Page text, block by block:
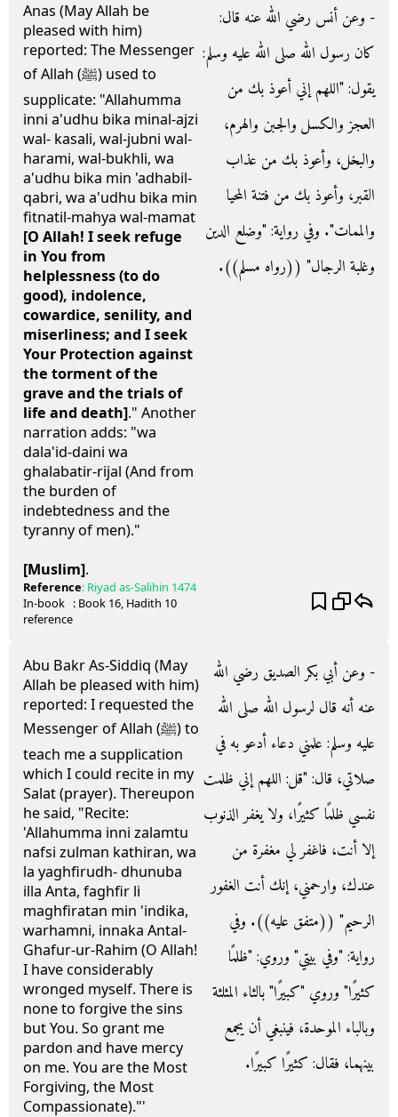
Anas (May Allah be
pleased with him)
reported: The Messenger
of Allah (ﷺ) used to
supplicate: "Allahumma
inni a'udhu bika minal-ajzi
wal- kasali, wal-jubni wal-
harami, wal-bukhli, wa
a'udhu bika min 'adhabil-
qabri, wa a'udhu bika min
fitnatil-mahya wal-mamat
[O Allah! I seek refuge
in You from
helplessness (to do
good), indolence,
cowardice, senility, and
miserliness; and I seek
Your Protection against
the torment of the
grave and the trials of
life and death]." Another
narration adds: "wa
dala'id-daini wa
ghalabatir-rijal (And from
the burden of
indebtedness and the
tyranny of men)."
[Muslim].
- وعن أنس رضي الله عنه قال‏:‏
كان رسول الله صلى الله عليه وسلم‏:‏
يقول‏:‏ ‏"‏اللهم إني أعوذ بك من
العجز والكسل والجبن والهرم،
والبخل، وأعوذ بك من عذاب
القبر، وأعوذ بك من فتنة المحيا
والممات‏"‏‏.‏ وفي رواية‏:‏ ‏"‏وضلع الدين
وغلبة الرجال‏"‏ ‏(‏‏(‏رواه مسلم‏)‏‏)‏‏.‏
Reference: Riyad as-Salihin 1474
In-book
reference
: Book 16, Hadith 10
Abu Bakr As-Siddiq (May
Allah be pleased with him)
reported: I requested the
Messenger of Allah (ﷺ) to
teach me a supplication
which I could recite in my
Salat (prayer). Thereupon
he said, "Recite:
'Allahumma inni zalamtu
nafsi zulman kathiran, wa
la yaghfirudh- dhunuba
illa Anta, faghfir li
maghfiratan min 'indika,
warhamni, innaka Antal-
Ghafur-ur-Rahim (O Allah!
I have considerably
wronged myself. There is
none to forgive the sins
but You. So grant me
pardon and have mercy
on me. You are the Most
Forgiving, the Most
Compassionate)."'
- وعن أبي بكر الصديق رضي الله
عنه أنه قال لرسول الله صلى الله
عليه وسلم‏:‏ علمني دعاء أدعو به في
صلاتي، قال‏:‏ ‏"‏قل‏:‏ اللهم إني ظلمت
نفسي ظلمًا كثيرًا، ولا يغفر الذنوب
إلا أنت، فاغفر لي مغفرة من
عندك، وارحمني، إنك أنت الغفور
الرحيم‏"‏ ‏(‏‏(‏متفق عليه‏)‏‏)‏‏.‏ وفي
رواية‏:‏ ‏"‏وفي بيتي‏"‏ وروي‏:‏ ‏"‏ظلمًا
كثيرًا‏"‏ وروي ‏"‏كبيرًا‏"‏ بالثاء المثلثة
وبالباء الموحدة، فينبغي أن يجمع
بينهما، فقال‏:‏ كثيرًا كبيرًا‏.‏